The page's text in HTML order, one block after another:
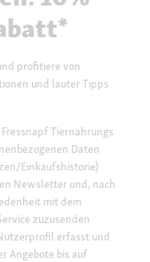
profitiere von
und lauter Tipps
Tiernahrungs
Daten
Einkaufshistorie)
Newsletter und, nach
mit dem
zuzusenden
erfasst und
Angebote bis auf